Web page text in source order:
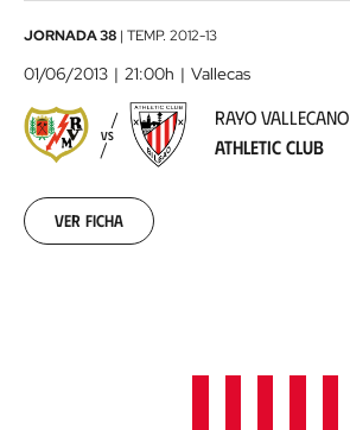
Rayo
Vallecano
Athletic
Club2013-
01
00:00:00
JORNADA 38 | TEMP. 2012-13
01/06/2013 21:00h Vallecas
VS
RAYO VALLECANO
ATHLETIC CLUB
Ver ficha